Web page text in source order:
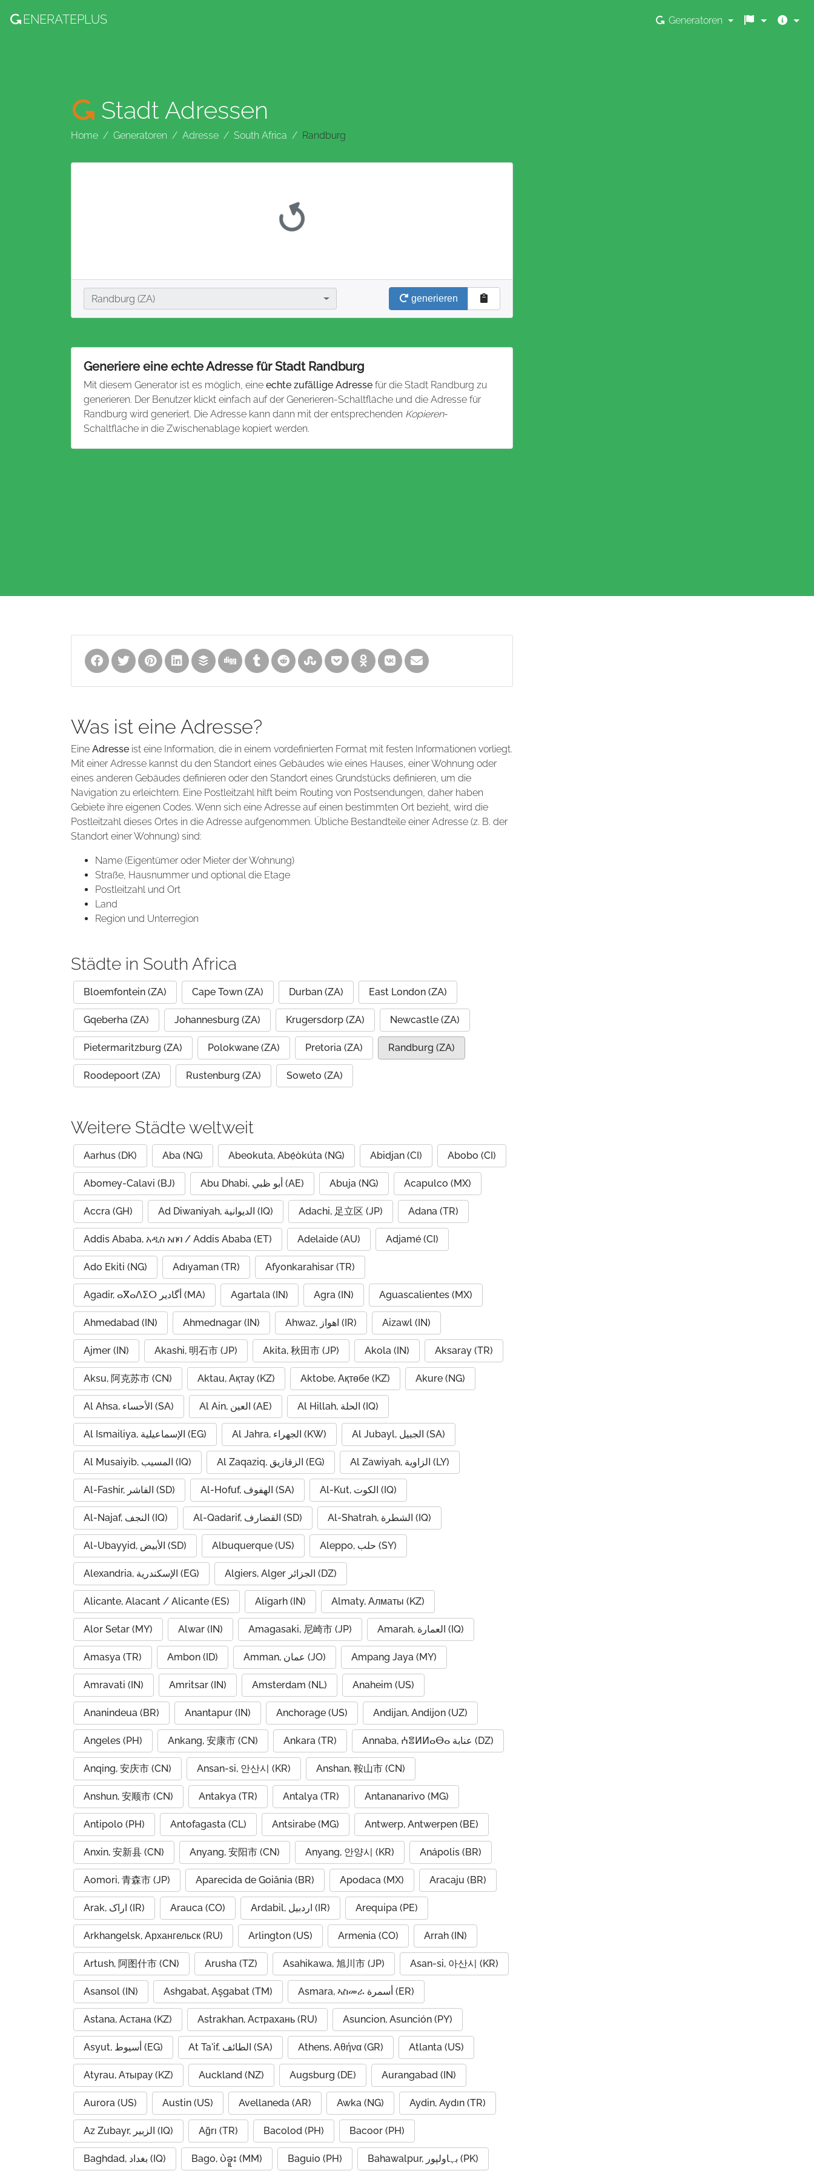
ENERATEPLUS Generatoren
Stadt Adressen
Home Generatoren Adresse South Africa Randburg
Stadt
Randburg (ZA)
generieren
Generiere eine echte Adresse für Stadt Randburg
Mit diesem Generator ist es möglich, eine echte zufällige Adresse für die Stadt Randburg zu
generieren. Der Benutzer klickt einfach auf der Generieren-Schaltfläche und die Adresse für
Randburg wird generiert. Die Adresse kann dann mit der entsprechenden Kopieren-
Schaltfläche in die Zwischenablage kopiert werden.
Was ist eine Adresse?
Eine Adresse ist eine Information, die in einem vordefinierten Format mit festen Informationen vorliegt.
Mit einer Adresse kannst du den Standort eines Gebäudes wie eines Hauses, einer Wohnung oder
eines anderen Gebäudes definieren oder den Standort eines Grundstücks definieren, um die
Navigation zu erleichtern. Eine Postleitzahl hilft beim Routing von Postsendungen, daher haben
Gebiete ihre eigenen Codes. Wenn sich eine Adresse auf einen bestimmten Ort bezieht, wird die
Postleitzahl dieses Ortes in die Adresse aufgenommen. Übliche Bestandteile einer Adresse (z. B. der
Standort einer Wohnung) sind:
Name (Eigentümer oder Mieter der Wohnung)
Straße, Hausnummer und optional die Etage
Postleitzahl und Ort
Land
Region und Unterregion
Städte in South Africa
Bloemfontein (ZA) Cape Town (ZA) Durban (ZA) East London (ZA)
Gqeberha (ZA) Johannesburg (ZA) Krugersdorp (ZA) Newcastle (ZA)
Pietermaritzburg (ZA) Polokwane (ZA) Pretoria (ZA) Randburg (ZA)
Roodepoort (ZA) Rustenburg (ZA) Soweto (ZA)
Weitere Städte weltweit
Aarhus (DK) Aba (NG) Abeokuta, Abẹ́òkúta (NG) Abidjan (CI) Abobo (CI)
Abomey-Calavi (BJ) Abu Dhabi, أبو ظبي (AE) Abuja (NG) Acapulco (MX)
Accra (GH) Ad Diwaniyah, الديوانية (IQ) Adachi, 足立区 (JP) Adana (TR)
Addis Ababa, አዲስ አበባ / Addis Ababa (ET) Adelaide (AU) Adjamé (CI)
Ado Ekiti (NG) Adıyaman (TR) Afyonkarahisar (TR)
Agadir, ⴰⴳⴰⴷⵉⵔ أگادیر (MA) Agartala (IN) Agra (IN) Aguascalientes (MX)
Ahmedabad (IN) Ahmednagar (IN) Ahwaz, اهواز (IR) Aizawl (IN)
Ajmer (IN) Akashi, 明石市 (JP) Akita, 秋田市 (JP) Akola (IN) Aksaray (TR)
Aksu, 阿克苏市 (CN) Aktau, Ақтау (KZ) Aktobe, Ақтөбе (KZ) Akure (NG)
Al Ahsa, الأحساء (SA) Al Ain, العين (AE) Al Hillah, الحلة (IQ)
Al Ismailiya, الإسماعيلية (EG) Al Jahra, الجهراء (KW) Al Jubayl, الجبيل (SA)
Al Musaiyib, المسيب (IQ) Al Zaqaziq, الزقازيق (EG) Al Zawiyah, الزاوية (LY)
Al-Fashir, الفاشر (SD) Al-Hofuf, الهفوف (SA) Al-Kut, الكوت (IQ)
Al-Najaf, النجف (IQ) Al-Qadarif, القضارف (SD) Al-Shatrah, الشطرة (IQ)
Al-Ubayyid, الأبيض (SD) Albuquerque (US) Aleppo, حلب (SY)
Alexandria, الإسكندرية (EG) Algiers, Alger الجزائر (DZ)
Alicante, Alacant / Alicante (ES) Aligarh (IN) Almaty, Алматы (KZ)
Alor Setar (MY) Alwar (IN) Amagasaki, 尼崎市 (JP) Amarah, العمارة (IQ)
Amasya (TR) Ambon (ID) Amman, عمان (JO) Ampang Jaya (MY)
Amravati (IN) Amritsar (IN) Amsterdam (NL) Anaheim (US)
Ananindeua (BR) Anantapur (IN) Anchorage (US) Andijan, Andijon (UZ)
Angeles (PH) Ankang, 安康市 (CN) Ankara (TR) Annaba, ⵄⴻⵍⵍⴰⴱⴰ عنابة (DZ)
Anqing, 安庆市 (CN) Ansan-si, 안산시 (KR) Anshan, 鞍山市 (CN)
Anshun, 安顺市 (CN) Antakya (TR) Antalya (TR) Antananarivo (MG)
Antipolo (PH) Antofagasta (CL) Antsirabe (MG) Antwerp, Antwerpen (BE)
Anxin, 安新县 (CN) Anyang, 安阳市 (CN) Anyang, 안양시 (KR) Anápolis (BR)
Aomori, 青森市 (JP) Aparecida de Goiânia (BR) Apodaca (MX) Aracaju (BR)
Arak, اراک (IR) Arauca (CO) Ardabil, اردبیل (IR) Arequipa (PE)
Arkhangelsk, Архангельск (RU) Arlington (US) Armenia (CO) Arrah (IN)
Artush, 阿图什市 (CN) Arusha (TZ) Asahikawa, 旭川市 (JP) Asan-si, 아산시 (KR)
Asansol (IN) Ashgabat, Aşgabat (TM) Asmara, ኣስመራ أسمرة (ER)
Astana, Астана (KZ) Astrakhan, Астрахань (RU) Asuncion, Asunción (PY)
Asyut, أسيوط (EG) At Ta'if, الطائف (SA) Athens, Αθήνα (GR) Atlanta (US)
Atyrau, Атырау (KZ) Auckland (NZ) Augsburg (DE) Aurangabad (IN)
Aurora (US) Austin (US) Avellaneda (AR) Awka (NG) Aydin, Aydın (TR)
Az Zubayr, الزبير (IQ) Ağrı (TR) Bacolod (PH) Bacoor (PH)
Baghdad, بغداد (IQ) Bago, ပဲခူး (MM) Baguio (PH) Bahawalpur, بہاولپور (PK)